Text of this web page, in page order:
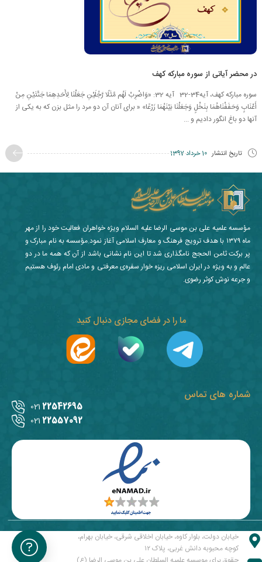
در محضر آیاتی از سوره مبارکه کهف
سوره مبارکه کهف، آیه34-32 آیه 32: «وَاضْرِبْ لَهُم مَّثَلًا رَّجُلَيْنِ جَعَلْنَا لِأَحَدِهِمَا جَنَّتَيْنِ مِنْ
أَعْنَابٍ وَحَفَفْنَاهُمَا بِنَخْلٍ وَجَعَلْنَا بَيْنَهُمَا زَرْعًا» « براى آنان آن دو مرد را مثل بزن كه به يكى از
آنها دو باغ انگور داديم و ...
تاریخ انتشار 10 خرداد 1397
شماره های تماس
22542695
021
22557092
021
ما را در فضای مجازی دنبال کنید
مؤسسه علمیه علی بن موسی الرضا علیه السلام ویژه خواهران فعالیت خود را از مهر
ماه ۱۳۷۹ با هدف ترویج فرهنگ و معارف اسلامی آغاز نمود.مؤسسه به نام مبارک و
پر برکت ثامن الحجج نامگذاری شد تا این نام نشانی باشد از آن که همه ما در دو
عالم و به ویژه در ایران اسلامی ریزه خوار سفره‌ی معرفتی و مادی امام رئوف هستیم
و جرعه نوش کوثر رضوی.
خیابان دولت، بلوار کاوه، خیابان اخلاقی شرقی، خیابان بهرام،
کوچه محبوبه دانش غربی، پلاک ۱۲